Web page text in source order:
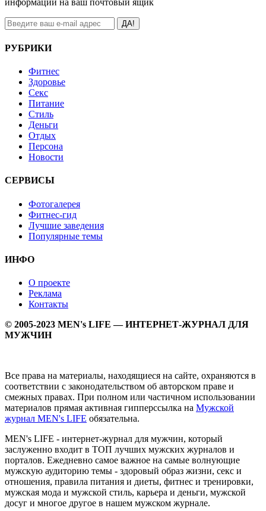
информации на ваш почтовый ящик
ДА!
РУБРИКИ
Фитнес
Здоровье
Секс
Питание
Стиль
Деньги
Отдых
Персона
Новости
СЕРВИСЫ
Фотогалерея
Фитнес-гид
Лучшие заведения
Популярные темы
ИНФО
О проекте
Реклама
Контакты
© 2005-2023 MEN's LIFE — ИНТЕРНЕТ-ЖУРНАЛ ДЛЯ
МУЖЧИН
Все права на материалы, находящиеся на сайте, охраняются в
соответствии с законодательством об авторском праве и
смежных правах. При полном или частичном использовании
материалов прямая активная гипперссылка на Мужской
журнал MEN's LIFE обязательна.
MEN's LIFE - интернет-журнал для мужчин, который
заслуженно входит в ТОП лучших мужских журналов и
порталов. Ежедневно самое важное на самые волнующие
мужскую аудиторию темы - здоровый образ жизни, секс и
отношения, правила питания и диеты, фитнес и тренировки,
мужская мода и мужской стиль, карьера и деньги, мужской
досуг и многое другое в нашем мужском журнале.